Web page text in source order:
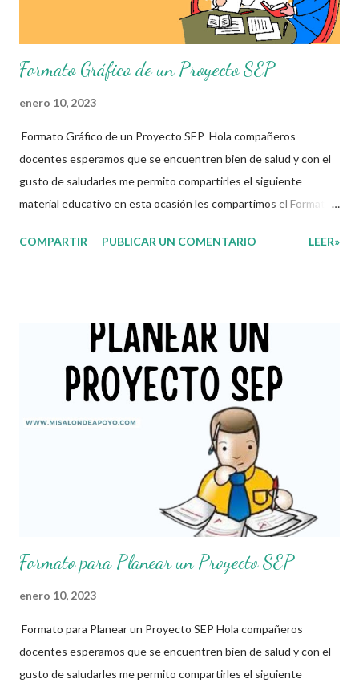
Formato Gráfico de un Proyecto SEP
enero 10, 2023
Formato Gráfico de un Proyecto SEP Hola compañeros
docentes esperamos que se encuentren bien de salud y con el
gusto de saludarles me permito compartirles el siguiente
material educativo en esta ocasión les compartimos el Formato
gran utilidad para fortalecer los procesos de enseñanza y
hacen que todo esto sea posible, recordándoles que nosotros
informativos. ☺️ Obtén documento completo aquí 👇👇👇 Formato
Gráfico de un Proyecto
COMPARTIR PUBLICAR UN COMENTARIO LEER»
Formato para Planear un Proyecto SEP
enero 10, 2023
Formato para Planear un Proyecto SEP Hola compañeros
docentes esperamos que se encuentren bien de salud y con el
gusto de saludarles me permito compartirles el siguiente